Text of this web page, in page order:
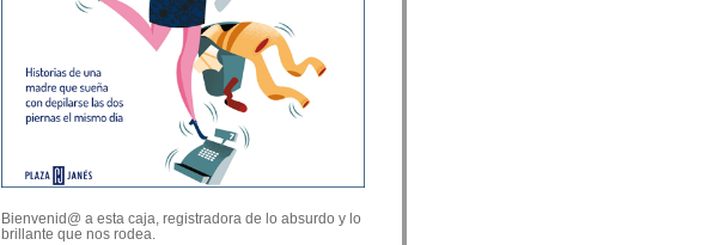
Bienvenid@ a esta caja, registradora de lo absurdo y lo
brillante que nos rodea.